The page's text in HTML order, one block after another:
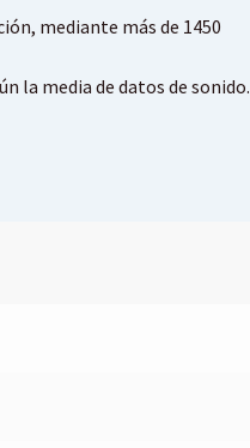
mediante más de 1450
la media de datos de sonido.